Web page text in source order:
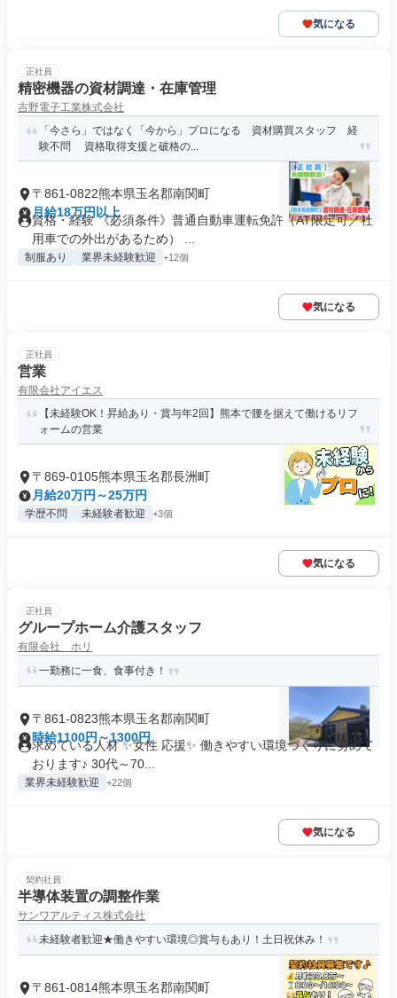
気になる
正社員
精密機器の資材調達・在庫管理
吉野電子工業株式会社
「今さら」ではなく「今から」プロになる 資材購買スタッフ 経
験不問 資格取得支援と破格の...
〒861-0822熊本県玉名郡南関町
月給18万円以上
資格・経験 《必須条件》普通自動車運転免許（AT限定可／社
用車での外出があるため） ...
制服あり 業界未経験歓迎 +12個
気になる
正社員
営業
有限会社アイエス
【未経験OK！昇給あり・賞与年2回】熊本で腰を据えて働けるリフ
ォームの営業
〒869-0105熊本県玉名郡長洲町
月給20万円～25万円
学歴不問 未経験者歓迎 +3個
気になる
正社員
グループホーム介護スタッフ
有限会社 ホリ
一勤務に一食、食事付き！
〒861-0823熊本県玉名郡南関町
時給1100円～1300円
求めている人材 ✨女性 応援✨ 働きやすい環境づくりに努めて
おります♪ 30代～70...
業界未経験歓迎 +22個
気になる
契約社員
半導体装置の調整作業
サンワアルティス株式会社
未経験者歓迎★働きやすい環境◎賞与もあり！土日祝休み！
〒861-0814熊本県玉名郡南関町